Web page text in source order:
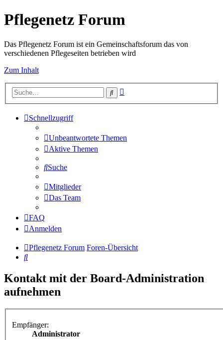
Pflegenetz Forum
Das Pflegenetz Forum ist ein Gemeinschaftsforum das von
verschiedenen Pflegeseiten betrieben wird
Zum Inhalt
Suche
Schnellzugriff
Unbeantwortete Themen
Aktive Themen
Suche
Mitglieder
Das Team
FAQ
Anmelden
Pflegenetz Forum Foren-Übersicht
Suche
Kontakt mit der Board-Administration
aufnehmen
Empfänger:
Administrator